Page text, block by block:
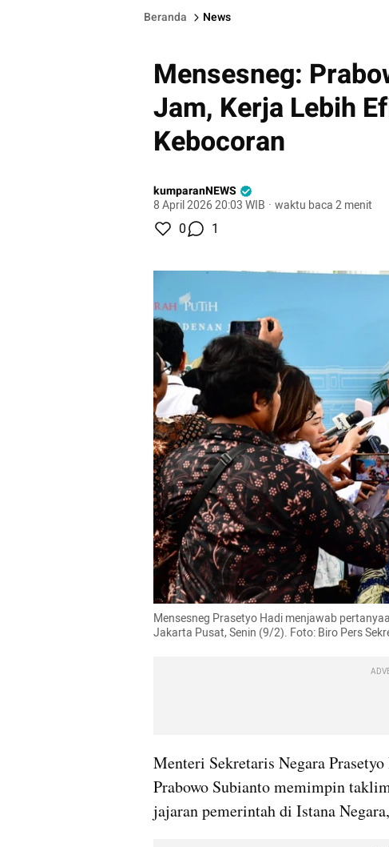
Beranda News
Mensesneg:
Jam, Kerja Lebih
Kebocoran
kumparanNEWS
8 April 2026 20:03 WIB · waktu baca 2 menit
0 1
Mensesneg Prasetyo Hadi menjawab
Jakarta Pusat, Senin (9/2). Foto: Biro Pers
Menteri Sekretaris Negara
Prabowo Subianto memimpin
jajaran pemerintah di Istana